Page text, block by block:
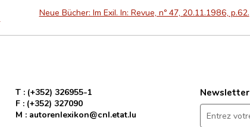
Neue Bücher: Im Exil. In: Revue, nº 47, 20.11.1986, p.62.
T : (+352) 326955-1
F : (+352) 327090
M : autorenlexikon@cnl.etat.lu
Newsletter